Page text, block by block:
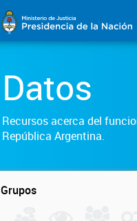
Datos
Recursos acerca del
República Argentina.
Grupos